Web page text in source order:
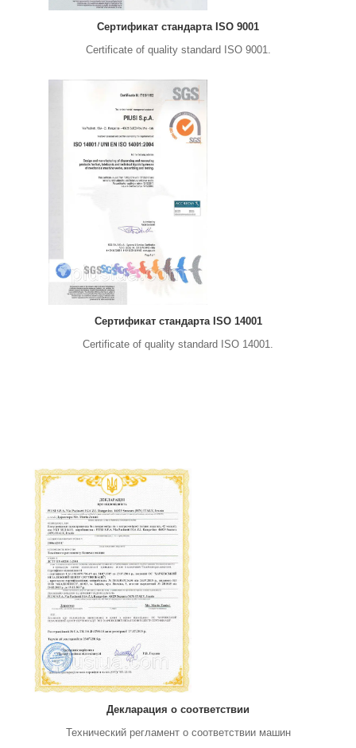
Сертификат стандарта ISO 9001
Certificate of quality standard ISO 9001.
Сертификат стандарта ISO 14001
Certificate of quality standard ISO 14001.
Декларация о соответствии
Технический регламент о соответствии машин